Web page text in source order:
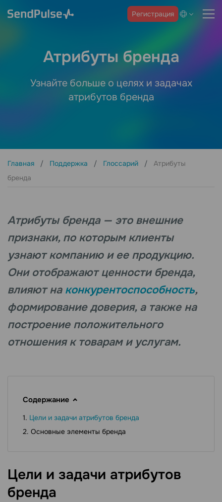
Регистрация
Атрибуты бренда
Узнайте больше о целях и задачах
атрибутов бренда
Главная Поддержка Глоссарий
Атрибуты
бренда
Атрибуты бренда — это внешние
признаки, по которым клиенты
узнают компанию и ее продукцию.
Они отображают ценности бренда,
влияют на конкурентоспособность,
формирование доверия, а также на
построение положительного
отношения к товарам и услугам.
Содержание
Цели и задачи атрибутов бренда
Основные элементы бренда
Цели и задачи атрибутов
бренда